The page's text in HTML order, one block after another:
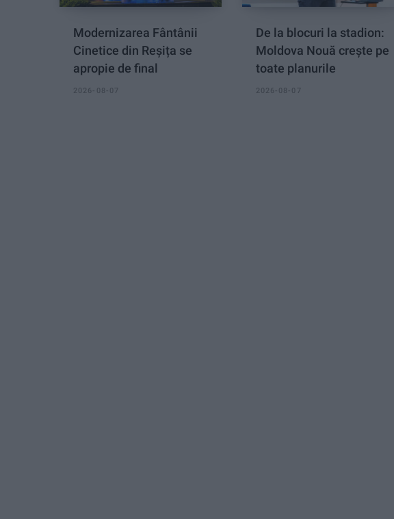
Modernizarea Fântânii
Cinetice din Reșița se
apropie de final
2026-08-07
De la blocuri la stadion:
Moldova Nouă crește pe
toate planurile
2026-08-07